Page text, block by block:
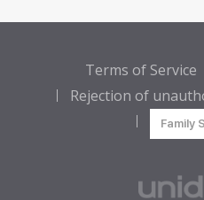
Terms of Service
Rejection of
Family